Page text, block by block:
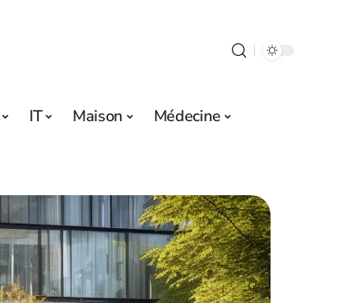
IT Maison
Médecine